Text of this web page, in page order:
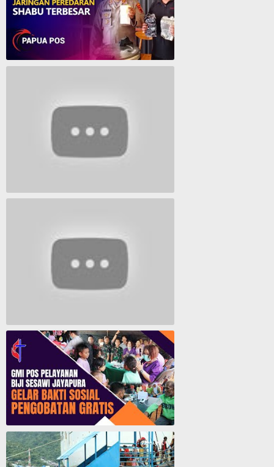
Polresta Jayapura Berhasil ungkap jaringan peredaran shabu terbesar
Lagu Timur yang Paling 2022
Lagu Rohani Tanpa Iklan - Lagu Pujian dan Penyembahan Paskah 2022
GMI Pos Pelayanan Biji Sesawi Jayapura Gelar Bakti Sosial Pengobatan Umum Gratis